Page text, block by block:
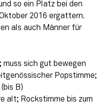
so ein Platz bei den
2016 ergattern.
als auch Männer für
muss sich gut bewegen
Popstimme;
B)
alt; Rockstimme bis zum